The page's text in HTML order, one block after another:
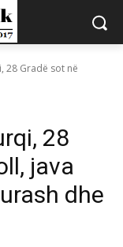
28 Gradë sot në
28
java
dhe